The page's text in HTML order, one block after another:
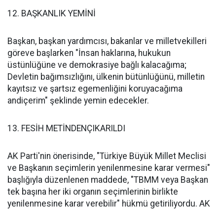
12. BAŞKANLIK YEMİNİ
Başkan, başkan yardımcısı, bakanlar ve milletvekilleri
göreve başlarken "İnsan haklarına, hukukun
üstünlüğüne ve demokrasiye bağlı kalacağıma;
Devletin bağımsızlığını, ülkenin bütünlüğünü, milletin
kayıtsız ve şartsız egemenliğini koruyacağıma
andiçerim" şeklinde yemin edecekler.
13. FESİH METİNDENÇIKARILDI
AK Parti'nin önerisinde, "Türkiye Büyük Millet Meclisi
ve Başkanın seçimlerin yenilenmesine karar vermesi"
başlığıyla düzenlenen maddede, "TBMM veya Başkan
tek başına her iki organın seçimlerinin birlikte
yenilenmesine karar verebilir" hükmü getiriliyordu. AK